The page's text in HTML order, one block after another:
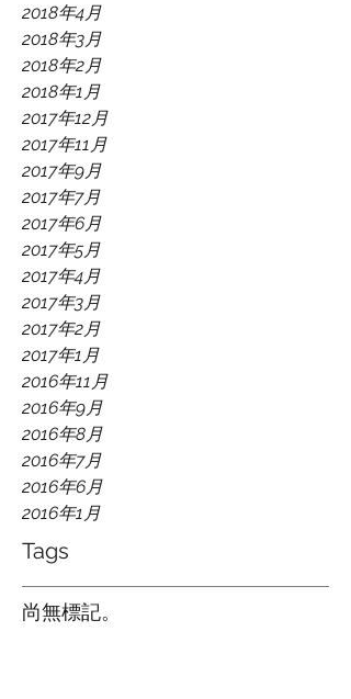
2018年4月
2018年3月
2018年2月
2018年1月
2017年12月
2017年11月
2017年9月
2017年7月
2017年6月
2017年5月
2017年4月
2017年3月
2017年2月
2017年1月
2016年11月
2016年9月
2016年8月
2016年7月
2016年6月
2016年1月
Tags
尚無標記。